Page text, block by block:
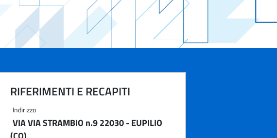
RIFERIMENTI E RECAPITI
Indirizzo
VIA VIA STRAMBIO n.9 22030 - EUPILIO